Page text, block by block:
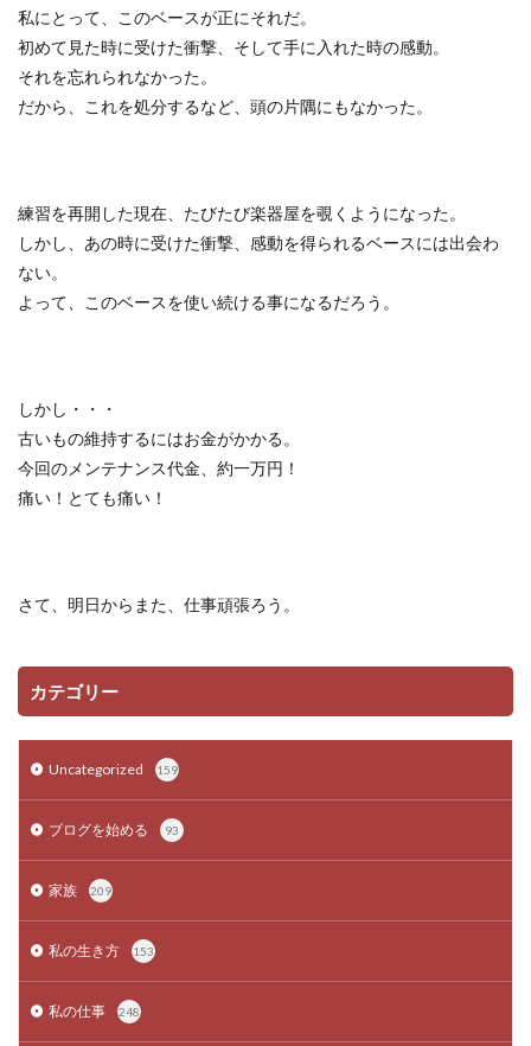
私にとって、このベースが正にそれだ。
初めて見た時に受けた衝撃、そして手に入れた時の感動。
それを忘れられなかった。
だから、これを処分するなど、頭の片隅にもなかった。
練習を再開した現在、たびたび楽器屋を覗くようになった。
しかし、あの時に受けた衝撃、感動を得られるベースには出会わ
ない。
よって、このベースを使い続ける事になるだろう。
しかし・・・
古いもの維持するにはお金がかかる。
今回のメンテナンス代金、約一万円！
痛い！とても痛い！
さて、明日からまた、仕事頑張ろう。
カテゴリー
Uncategorized 159
ブログを始める 93
家族 209
私の生き方 153
私の仕事 248